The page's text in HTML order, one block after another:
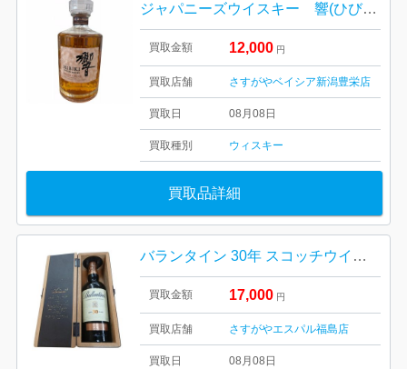
ジャパニーズウイスキー 響(ひびき）BLENDER’S CHOICE（ブレンダーズ チョイス）
買取金額 12,000 円
買取店舗 さすがやベイシア新潟豊栄店
買取日 08月08日
買取種別 ウィスキー
買取品詳細
バランタイン 30年 スコッチウイスキー
買取金額 17,000 円
買取店舗 さすがやエスパル福島店
買取日 08月08日